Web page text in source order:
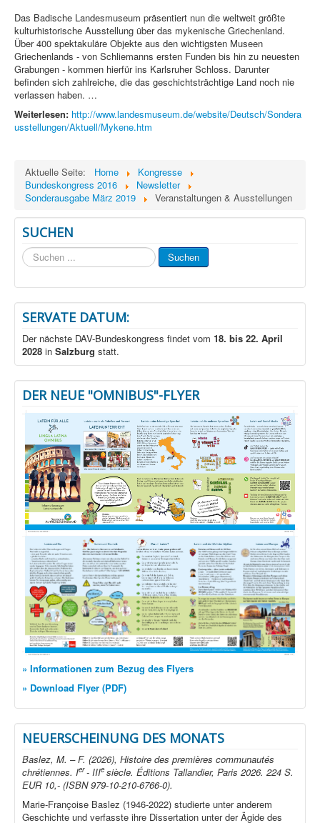
Das Badische Landesmuseum präsentiert nun die weltweit größte
kulturhistorische Ausstellung über das mykenische Griechenland.
Über 400 spektakuläre Objekte aus den wichtigsten Museen
Griechenlands - von Schliemanns ersten Funden bis hin zu neuesten
Grabungen - kommen hierfür ins Karlsruher Schloss. Darunter
befinden sich zahlreiche, die das geschichtsträchtige Land noch nie
verlassen haben. …
Weiterlesen: http://www.landesmuseum.de/website/Deutsch/Sondera
usstellungen/Aktuell/Mykene.htm
Aktuelle Seite: Home
Kongresse
Bundeskongress 2016
Newsletter
Sonderausgabe März 2019
Veranstaltungen & Ausstellungen
SUCHEN
Suchen
...
Suchen
SERVATE DATUM:
Der nächste DAV-Bundeskongress findet vom 18. bis 22. April
2028 in Salzburg statt.
DER NEUE "OMNIBUS"-FLYER
» Informationen zum Bezug des Flyers
» Download Flyer (PDF)
NEUERSCHEINUNG DES MONATS
Baslez, M. – F. (2026), Histoire des premières communautés
chrétiennes. Ier- IIIe siècle. Éditions Tallandier, Paris 2026. 224 S.
EUR 10,- (ISBN 979-10-210-6766-0).
Marie-Françoise Baslez (1946-2022) studierte unter anderem
Geschichte und verfasste ihre Dissertation unter der Ägide des